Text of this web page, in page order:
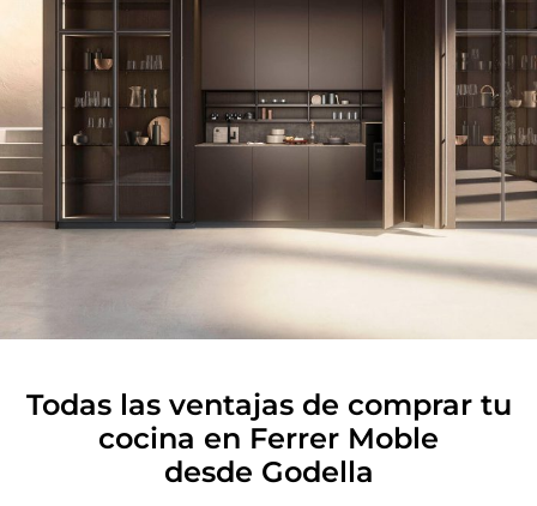
Todas las ventajas de comprar tu
cocina en Ferrer Moble
desde Godella